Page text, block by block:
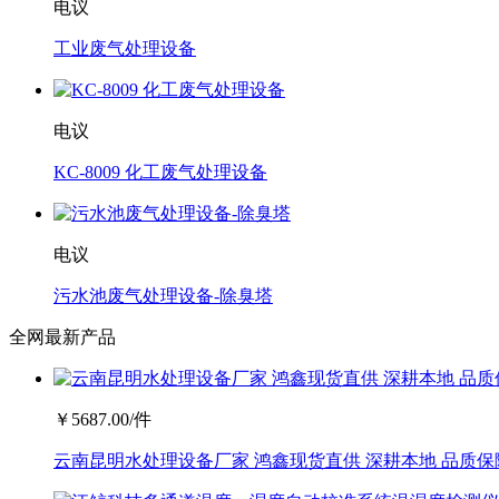
电议
工业废气处理设备
电议
KC-8009 化工废气处理设备
电议
污水池废气处理设备-除臭塔
全网最新产品
￥ 5687.00/件
云南昆明水处理设备厂家 鸿鑫现货直供 深耕本地 品质保